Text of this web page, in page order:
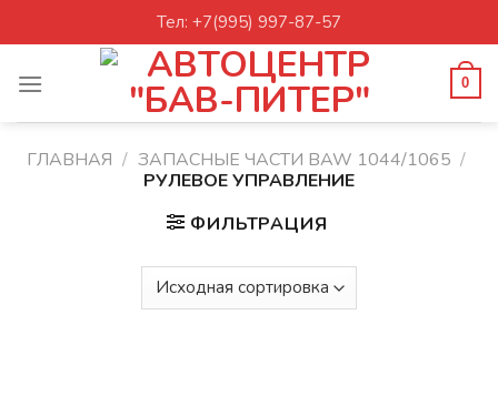
to
Тел: +7(995) 997-87-57
0
ГЛАВНАЯ / ЗАПАСНЫЕ ЧАСТИ BAW 1044/1065 /
РУЛЕВОЕ УПРАВЛЕНИЕ
ФИЛЬТРАЦИЯ